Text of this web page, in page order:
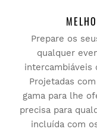
Prepare os
qualquer
intercambiáveis
Projetadas
gama para lhe
precisa para
incluída com